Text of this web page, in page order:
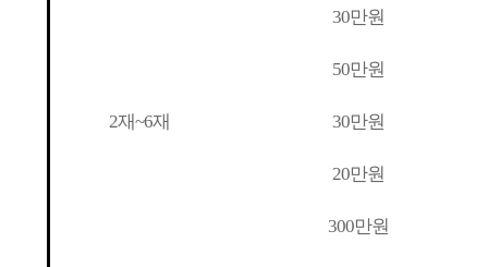
30만원
2재~6재
50만원
30만원
20만원
300만원